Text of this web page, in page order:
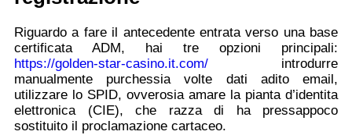
Riguardo a fare il antecedente entrata verso una base
certificata ADM, hai tre opzioni principali:
https://golden-star-casino.it.com/ introdurre
manualmente purchessia volte dati adito email,
utilizzare lo SPID, ovverosia amare la pianta d’identita
elettronica (CIE), che razza di ha pressappoco
sostituito il proclamazione cartaceo.